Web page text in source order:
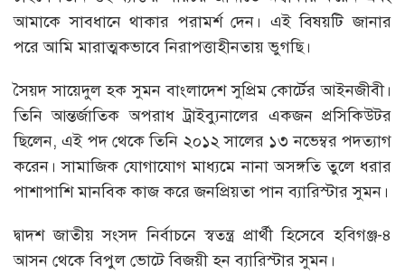
আমাকে সাবধানে থাকার পরামর্শ দেন। এই বিষয়টি জানার
পরে আমি মারাত্মকভাবে নিরাপত্তাহীনতায় ভুগছি।
সৈয়দ সায়েদুল হক সুমন বাংলাদেশ সুপ্রিম কোর্টের আইনজীবী।
তিনি আন্তর্জাতিক অপরাধ ট্রাইব্যুনালের একজন প্রসিকিউটর
ছিলেন, এই পদ থেকে তিনি ২০১২ সালের ১৩ নভেম্বর পদত্যাগ
করেন। সামাজিক যোগাযোগ মাধ্যমে নানা অসঙ্গতি তুলে ধরার
পাশাপাশি মানবিক কাজ করে জনপ্রিয়তা পান ব্যারিস্টার সুমন।
দ্বাদশ জাতীয় সংসদ নির্বাচনে স্বতন্ত্র প্রার্থী হিসেবে হবিগঞ্জ-৪
আসন থেকে বিপুল ভোটে বিজয়ী হন ব্যারিস্টার সুমন।